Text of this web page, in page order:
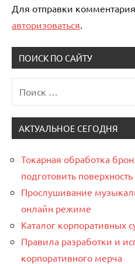
Для отправки
авторизоваться
ПОИСК ПО САЙТУ
для:
АКТУАЛЬНОЕ СЕГОДНЯ
Токарная обработка
подготовить поверхность
Прослушивание
онлайн режиме
Каталог корпоративных
Правила разработки и
корпоративного мерча